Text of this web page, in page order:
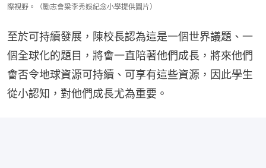
際視野。（勵志會梁李秀娛紀念小學提供圖片）
至於可持續發展，陳校長認為這是一個世界議題、一
個全球化的題目，將會一直陪著他們成長，將來他們
會否令地球資源可持續、可享有這些資源，因此學生
從小認知，對他們成長尤為重要。